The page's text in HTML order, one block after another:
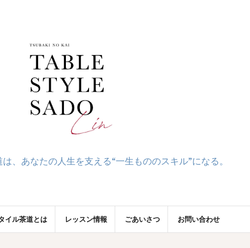
、あなたの人生を支える“一生もののスキル”になる。
イル茶道とは レッスン情報 ごあいさつ お問い合わせ